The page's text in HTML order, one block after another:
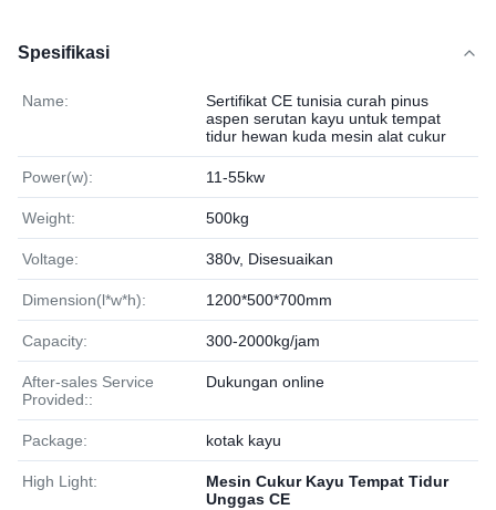
Spesifikasi
Name:
Sertifikat CE tunisia curah pinus
aspen serutan kayu untuk tempat
tidur hewan kuda mesin alat cukur
Power(w): 11-55kw
Weight: 500kg
Voltage: 380v, Disesuaikan
Dimension(l*w*h): 1200*500*700mm
Capacity: 300-2000kg/jam
After-sales Service
Provided::
Dukungan online
Package: kotak kayu
High Light:
Mesin Cukur Kayu Tempat Tidur
Unggas CE